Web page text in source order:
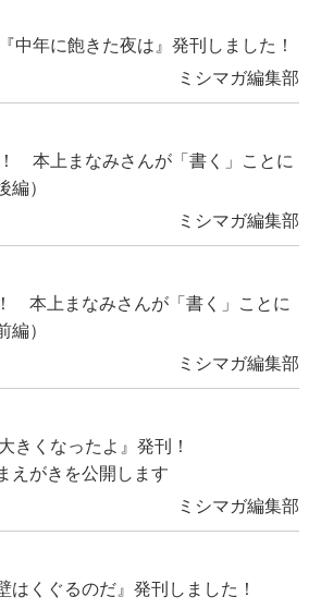
中年に飽きた夜は』発刊しました！
ミシマガ編集部
本上まなみさんが「書く」ことに
）
ミシマガ編集部
本上まなみさんが「書く」ことに
）
ミシマガ編集部
きくなったよ』発刊！
えがきを公開します
ミシマガ編集部
はくぐるのだ』発刊しました！